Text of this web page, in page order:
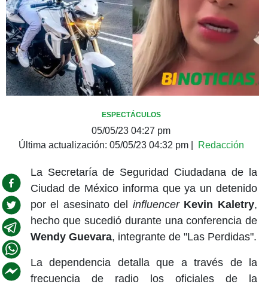
ESPECTÁCULOS
05/05/23 04:27 pm
Última actualización: 05/05/23 04:32 pm| Redacción
La Secretaría de Seguridad Ciudadana de la
Ciudad de México informa que ya un detenido
por el asesinato del influencer Kevin Kaletry,
hecho que sucedió durante una conferencia de
Wendy Guevara, integrante de "Las Perdidas".
La dependencia detalla que a través de la
frecuencia de radio los oficiales de la